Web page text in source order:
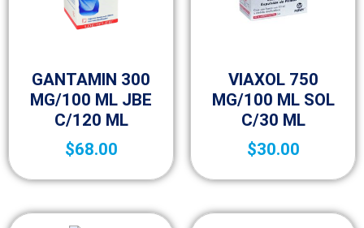
GANTAMIN 300
MG/100 ML JBE
C/120 ML
$68.00
VIAXOL 750
MG/100 ML SOL
C/30 ML
$30.00